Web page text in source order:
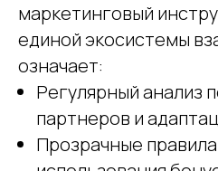
маркетинговый
единой экосистемы
означает:
Регулярный анализ
партнеров и
Прозрачные